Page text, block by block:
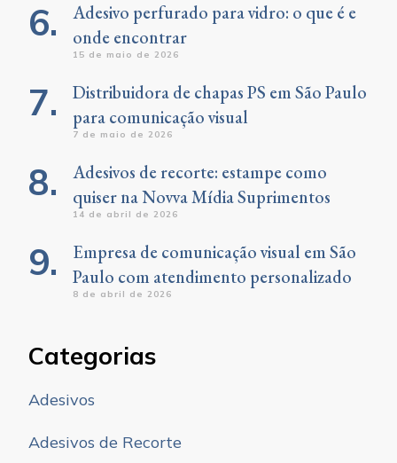
Adesivo perfurado para vidro: o que é e
onde encontrar
15 de maio de 2026
Distribuidora de chapas PS em São Paulo
para comunicação visual
7 de maio de 2026
Adesivos de recorte: estampe como
quiser na Novva Mídia Suprimentos
14 de abril de 2026
Empresa de comunicação visual em São
Paulo com atendimento personalizado
8 de abril de 2026
Categorias
Adesivos
Adesivos de Recorte